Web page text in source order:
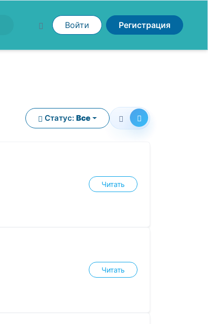
Войти Регистрация
Статус: Все
Читать
Читать